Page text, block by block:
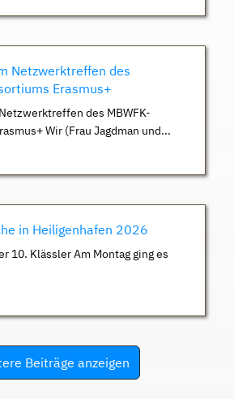
Netzwerktreffen des
Erasmus+
des MBWFK-
Wir (Frau Jagdman und...
in Heiligenhafen 2026
10. Klässler Am Montag ging es
Beiträge anzeigen